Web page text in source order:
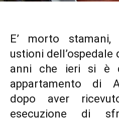
E’ morto
ustioni dell’ospedale
anni che ieri si è
appartamento di
dopo aver
esecuzione di